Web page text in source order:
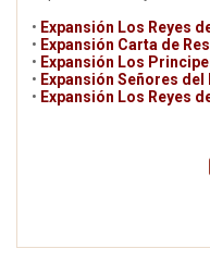
• Expansión Los Reyes
• Expansión Carta de
• Expansión Los
• Expansión Señores del
• Expansión Los Reyes